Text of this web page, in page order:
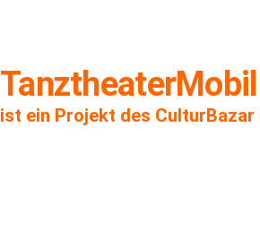
TanztheaterMobil
ist ein Projekt des CulturBazar